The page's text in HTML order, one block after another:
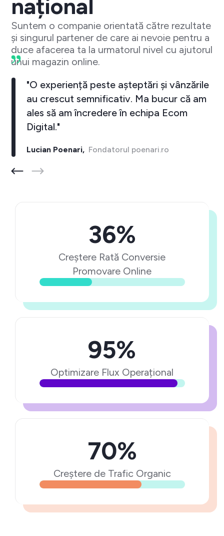
național
Suntem o companie orientată către rezultate
și singurul partener de care ai nevoie pentru a
duce afacerea ta la urmatorul nivel cu ajutorul
unui magazin online.
"O experiență peste așteptări și vânzările
au crescut semnificativ. Ma bucur că am
ales să am încredere în echipa Ecom
Digital."
Lucian Poenari,Fondatorul poenari.ro
36%
Creștere Rată Conversie
Promovare Online
95%
Optimizare Flux Operațional
70%
Creștere de Trafic Organic